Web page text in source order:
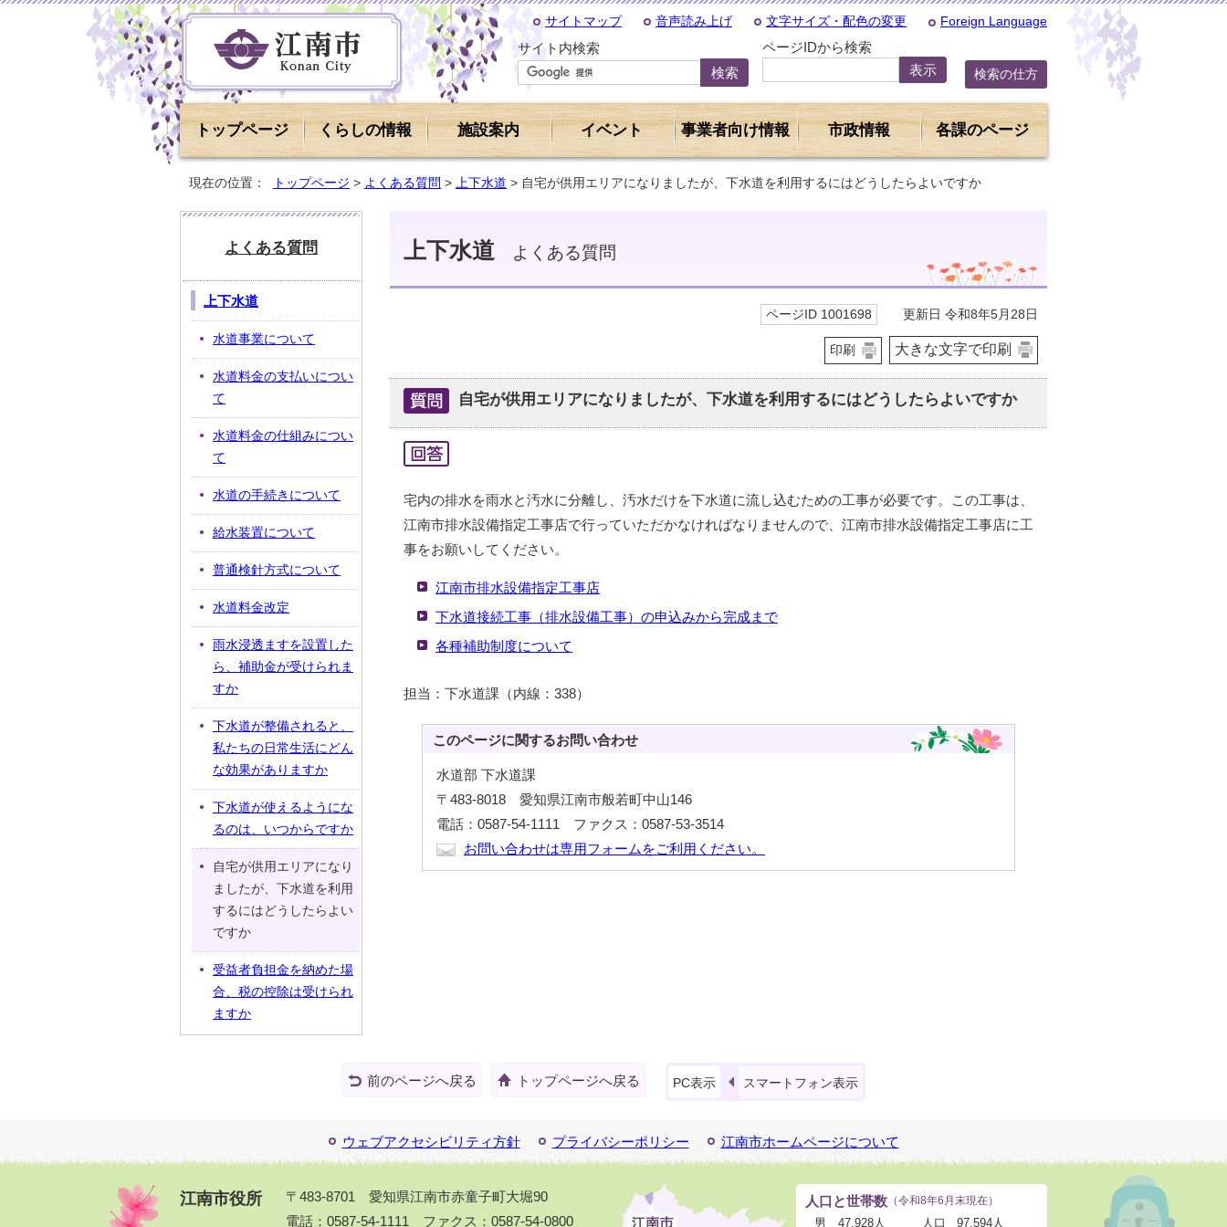
サイトマップ 音声読み上げ 文字サイズ・配色の変更 Foreign Language
サイト内検索 ページIDから検索
検索の仕方
トップページ くらしの情報 施設案内 イベント 事業者向け情報 市政情報 各課のページ
現在の位置： トップページ > よくある質問 > 上下水道 > 自宅が供用エリアになりましたが、下水道を利用するにはどうしたらよいですか
上下水道 よくある質問
ページID 1001698 更新日 令和8年5月28日
印刷 大きな文字で印刷
自宅が供用エリアになりましたが、下水道を利用するにはどうしたらよいですか
宅内の排水を雨水と汚水に分離し、汚水だけを下水道に流し込むための工事が必要です。この工事は、
江南市排水設備指定工事店で行っていただかなければなりませんので、江南市排水設備指定工事店に工
事をお願いしてください。
江南市排水設備指定工事店
下水道接続工事（排水設備工事）の申込みから完成まで
各種補助制度について
担当：下水道課（内線：338）
このページに関するお問い合わせ
水道部 下水道課
〒483-8018 愛知県江南市般若町中山146
電話：0587-54-1111 ファクス：0587-53-3514
お問い合わせは専用フォームをご利用ください。
よくある質問
上下水道
水道事業について
水道料金の支払いについ
て
水道料金の仕組みについ
て
水道の手続きについて
給水装置について
普通検針方式について
水道料金改定
雨水浸透ますを設置した
ら、補助金が受けられま
すか
下水道が整備されると、
私たちの日常生活にどん
な効果がありますか
下水道が使えるようにな
るのは、いつからですか
自宅が供用エリアになり
ましたが、下水道を利用
するにはどうしたらよい
ですか
受益者負担金を納めた場
合、税の控除は受けられ
ますか
前のページへ戻る トップページへ戻る PC表示 スマートフォン表示
ウェブアクセシビリティ方針 プライバシーポリシー 江南市ホームページについて
江南市役所
〒483-8701 愛知県江南市赤童子町大堀90
電話：0587-54-1111 ファクス：0587-54-0800
人口と世帯数 （令和8年6月末現在）
男 47,928人 人口 97,594人